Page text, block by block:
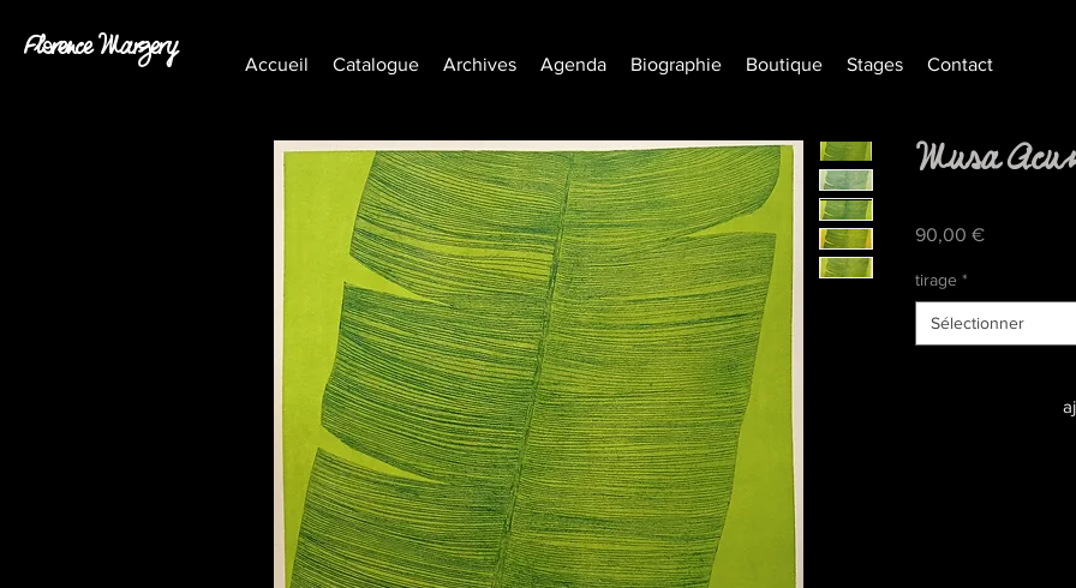
Florence Margery Accueil Catalogue Archives Agenda Biographie Boutique Stages Contact
Musa
90,00 €Prix
tirage *
Sélectionner